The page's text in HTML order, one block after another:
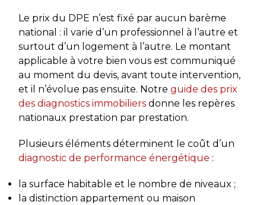
Le prix du DPE n’est fixé par aucun barème
national : il varie d’un professionnel à l’autre et
surtout d’un logement à l’autre. Le montant
applicable à votre bien vous est communiqué
au moment du devis, avant toute intervention,
et il n’évolue pas ensuite. Notre guide des prix
des diagnostics immobiliersdonne les repères
nationaux prestation par prestation.
Plusieurs éléments déterminent le coût d’un
diagnostic de performance énergétique :
la surface habitable et le nombre de niveaux ;
la distinction appartement ou maison